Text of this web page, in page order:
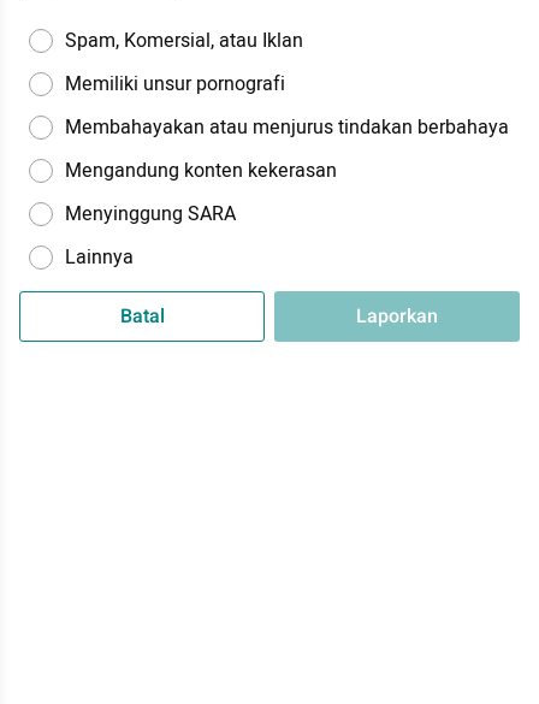
Spam, Komersial, atau Iklan
Memiliki unsur pornografi
Membahayakan atau menjurus tindakan berbahaya
Mengandung konten kekerasan
Menyinggung SARA
Lainnya
Batal Laporkan